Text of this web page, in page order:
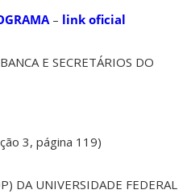
– link oficial
E SECRETÁRIOS DO
3, página 119)
DA UNIVERSIDADE FEDERAL